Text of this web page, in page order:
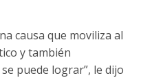
causa que moviliza al
y también
puede lograr”, le dijo